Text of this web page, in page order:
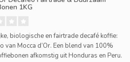
1KG
biologische en fairtrade decafé koffie:
van Mocca d’Or. Een blend van 100%
afkomstig uit Honduras en Peru.